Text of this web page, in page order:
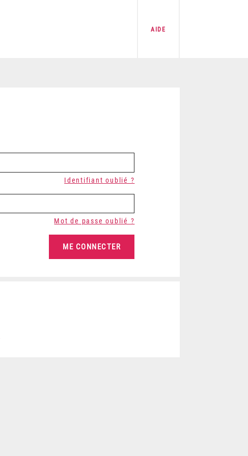
AIDE
Identifiant oublié ?
Mot de passe oublié ?